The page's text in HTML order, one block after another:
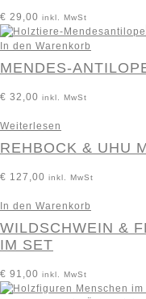
€ 29,00 inkl. MwSt
In den Warenkorb
MENDES-
€ 32,00 inkl. MwSt
Weiterlesen
REHBOCK & UHU
€ 127,00 inkl. MwSt
In den Warenkorb
WILDSCHWEIN &
IM SET
€ 91,00 inkl. MwSt